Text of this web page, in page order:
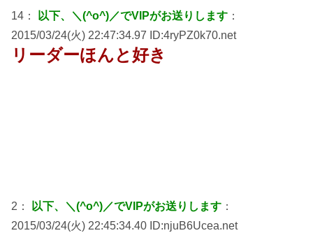
14： 以下、＼(^o^)／でVIPがお送りします ：
2015/03/24(火) 22:47:34.97 ID:4ryPZ0k70.net
リーダーほんと好き
2： 以下、＼(^o^)／でVIPがお送りします ：
2015/03/24(火) 22:45:34.40 ID:njuB6Ucea.net